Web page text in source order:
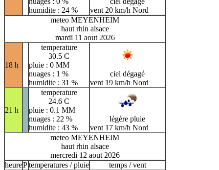
humidite : 24 %
vent 20 km/h Nord
meteo MEYENHEIM
haut rhin alsace
mardi 11 aout 2026
18 h
temperature
30.5 C
pluie : 0 MM
nuages : 1 %
humidite : 31 %
ciel dégagé
vent 19 km/h Nord
21 h
temperature
24.6 C
pluie : 0.1 MM
nuages : 22 %
humidite : 43 %
légère pluie
vent 17 km/h Nord
meteo MEYENHEIM
haut rhin alsace
mercredi 12 aout 2026
heurePtemperatures / pluie temps / vent